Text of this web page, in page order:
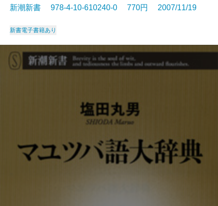
新潮新書 978-4-10-610240-0 770円 2007/11/19
新書電子書籍あり